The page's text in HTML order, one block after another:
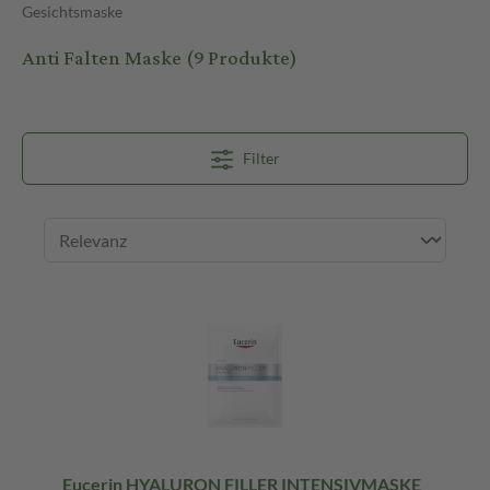
Gesichtsmaske
Anti Falten Maske (9 Produkte)
Filter
Eucerin HYALURON FILLER INTENSIVMASKE